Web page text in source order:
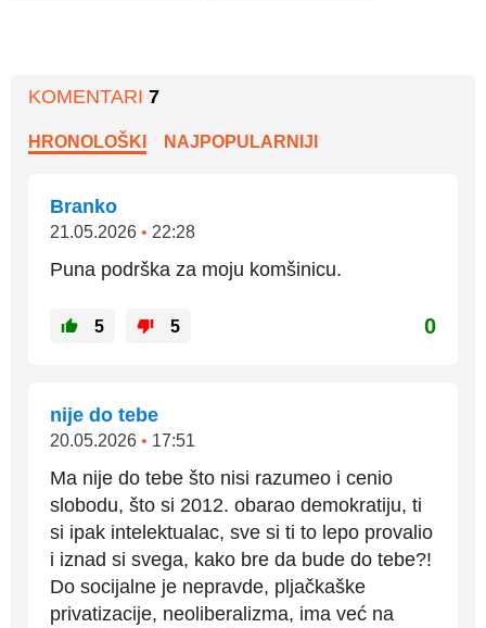
KOMENTARI 7
HRONOLOŠKI NAJPOPULARNIJI
Branko
21.05.2026 • 22:28
Puna podrška za moju komšinicu.
5 5 0
nije do tebe
20.05.2026 • 17:51
Ma nije do tebe što nisi razumeo i cenio
slobodu, što si 2012. obarao demokratiju, ti
si ipak intelektualac, sve si ti to lepo provalio
i iznad si svega, kako bre da bude do tebe?!
Do socijalne je nepravde, pljačkaške
privatizacije, neoliberalizma, ima već na